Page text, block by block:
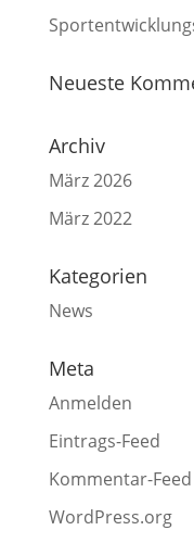
Neueste
Archiv
März 2026
März 2022
Kategorien
News
Meta
Anmelden
Eintrags-Feed
Kommentar-Feed
WordPress.org